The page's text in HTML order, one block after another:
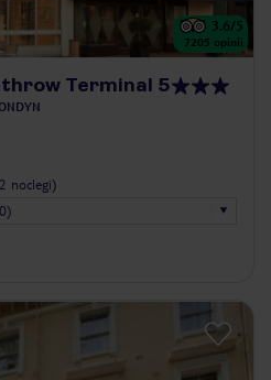
3.6/5
7205 opinii
Terminal 5
noclegi)